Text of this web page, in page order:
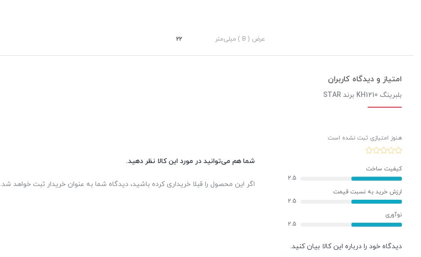
عرض ( B ) میلی‌متر 22
امتیاز و دیدگاه کاربران
بلبرینگ KH1210 برند STAR
هنوز امتیازی ثبت نشده است
کیفیت ساخت
2.5
ارزش خرید به نسبت قیمت
2.5
نوآوری
2.5
دیدگاه خود را درباره این کالا بیان کنید.
شما هم می‌توانید در مورد این کالا نظر دهید.
اگر این محصول را قبلا خریداری کرده باشید، دیدگاه شما به عنوان خریدار ثبت خواهد شد.